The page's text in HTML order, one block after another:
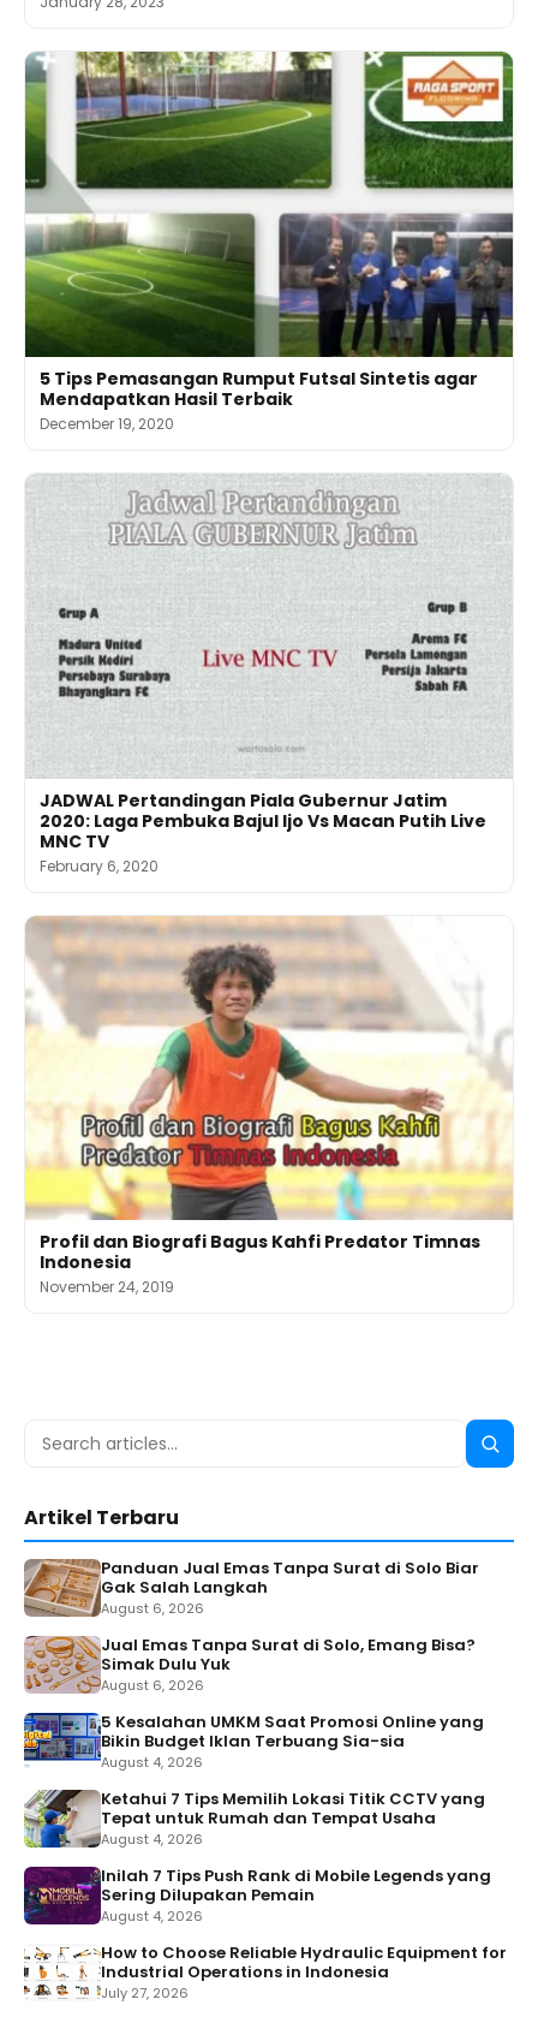
5 Tips Pemasangan Rumput Futsal Sintetis agar
Mendapatkan Hasil Terbaik
December 19, 2020
JADWAL Pertandingan Piala Gubernur Jatim
2020: Laga Pembuka Bajul Ijo Vs Macan Putih Live
MNC TV
February 6, 2020
Profil dan Biografi Bagus Kahfi Predator Timnas
Indonesia
November 24, 2019
Search
Search
Artikel Terbaru
Panduan Jual Emas Tanpa Surat di Solo Biar
Gak Salah Langkah
August 6, 2026
Jual Emas Tanpa Surat di Solo, Emang Bisa?
Simak Dulu Yuk
August 6, 2026
5 Kesalahan UMKM Saat Promosi Online yang
Bikin Budget Iklan Terbuang Sia-sia
August 4, 2026
Ketahui 7 Tips Memilih Lokasi Titik CCTV yang
Tepat untuk Rumah dan Tempat Usaha
August 4, 2026
Inilah 7 Tips Push Rank di Mobile Legends yang
Sering Dilupakan Pemain
August 4, 2026
How to Choose Reliable Hydraulic Equipment for
Industrial Operations in Indonesia
July 27, 2026